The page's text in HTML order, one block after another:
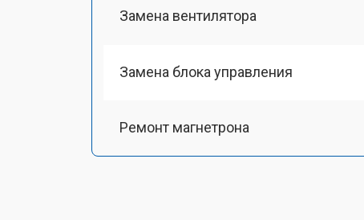
Замена вентилятора
Замена блока управления
Ремонт магнетрона